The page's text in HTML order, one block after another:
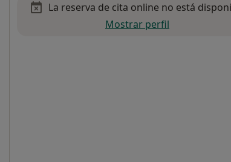
La reserva de cita online no está
Mostrar perfil